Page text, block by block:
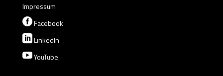
Impressum
Facebook
LinkedIn
YouTube